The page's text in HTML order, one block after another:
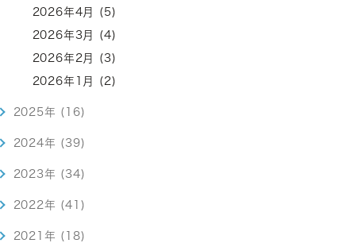
2026年4月 (5)
2026年3月 (4)
2026年2月 (3)
2026年1月 (2)
2025年 (16)
2024年 (39)
2023年 (34)
2022年 (41)
2021年 (18)